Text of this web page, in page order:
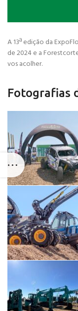
A 13ª edição da
de 2024 e a
vos acolher.
Fotografias